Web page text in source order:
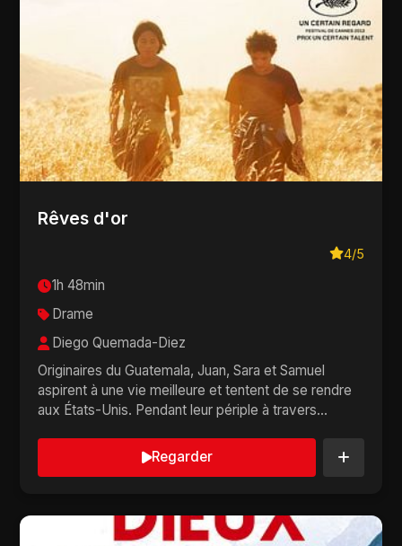
Rêves d'or
4/5
1h 48min
Drame
Diego Quemada-Diez
Originaires du Guatemala, Juan, Sara et Samuel
aspirent à une vie meilleure et tentent de se rendre
aux États-Unis. Pendant leur périple à travers...
Regarder